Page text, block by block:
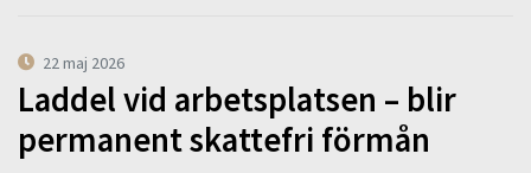
22 maj 2026
Laddel vid arbetsplatsen – blir
permanent skattefri förmån